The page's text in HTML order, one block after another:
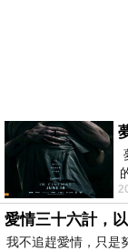
愛情三十六計，
我不追趕愛情，只是